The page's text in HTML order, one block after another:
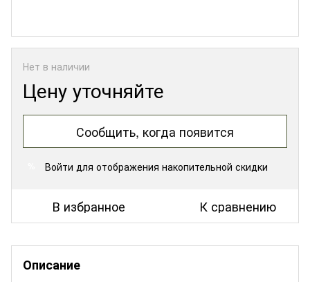
Нет в наличии
Цену уточняйте
Сообщить, когда появится
Войти для отображения накопительной скидки
В избранное К сравнению
Описание